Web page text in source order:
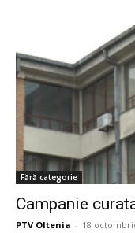
Fără categorie
Campanie
PTV Oltenia - 18